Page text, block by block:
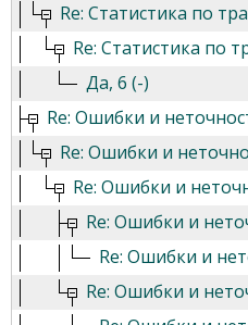
Re: Статистика по
Re: Статистика по
Да, 6 (-)
Re: Ошибки и
Re: Ошибки и
Re: Ошибки и
Re: Ошибки и
Re: Ошибки и
Re: Ошибки и